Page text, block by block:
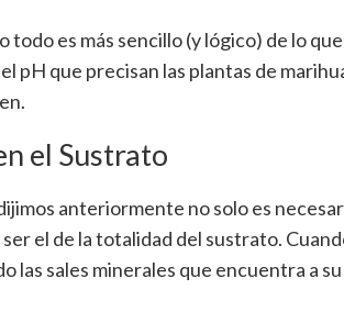
todo es más sencillo (y lógico) de lo
pH que precisan las plantas de
el Sustrato
anteriormente no solo es
el de la totalidad del sustrato.
las sales minerales que encuentra a su